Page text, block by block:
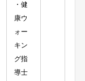
・健
康ウ
ォー
キン
グ指
導士